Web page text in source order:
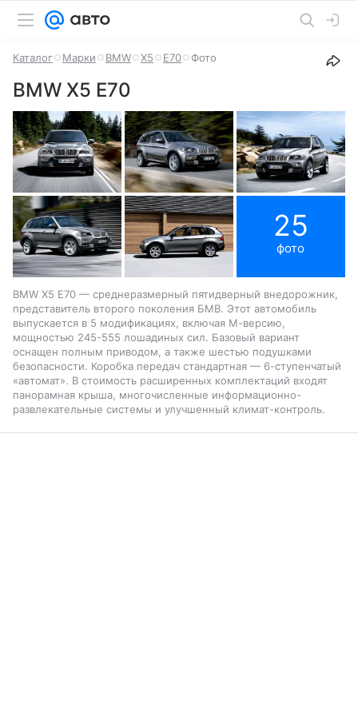
Каталог Марки BMW X5 E70 Фото
BMW X5 E70
25
фото
BMW X5 E70 — среднеразмерный пятидверный внедорожник,
представитель второго поколения БМВ. Этот автомобиль
выпускается в 5 модификациях, включая М-версию,
мощностью 245-555 лошадиных сил. Базовый вариант
оснащен полным приводом, а также шестью подушками
безопасности. Коробка передач стандартная — 6-ступенчатый
«автомат». В стоимость расширенных комплектаций входят
панорамная крыша, многочисленные информационно-
развлекательные системы и улучшенный климат-контроль.